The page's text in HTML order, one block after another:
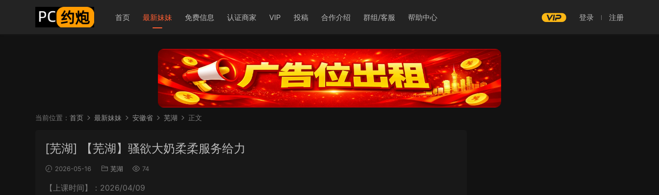
首页 最新妹妹 免费信息 认证商家 VIP 投稿 合作介绍 群组/客服 帮助中心 登录 注册
当前位置： 首页 最新妹妹 安徽省 芜湖 正文
[芜湖] 【芜湖】骚欲大奶柔柔服务给力
2026-05-16 芜湖 74
【上课时间】：2026/04/09